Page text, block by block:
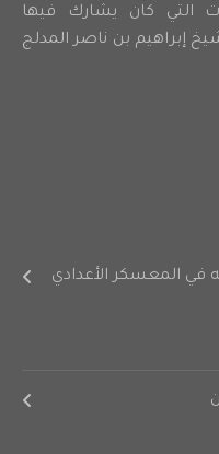
التي كان يشارك فيها
إبراهيم بن ناصر المدلج
تدريباته في المعسكر الأعدادي